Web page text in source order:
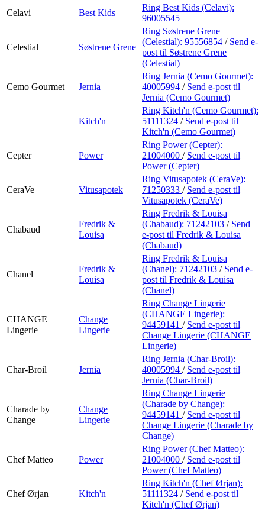
Celavi
Best Kids
Ring Best Kids (Celavi):
96005545
Celestial Søstrene Grene
Ring Søstrene Grene
(Celestial): 95556854 / Send e-
post til Søstrene Grene
(Celestial)
Cemo Gourmet Jernia
Ring Jernia (Cemo Gourmet):
40005994 / Send e-post til
Jernia (Cemo Gourmet)
Kitch'n
Ring Kitch'n (Cemo Gourmet):
51111324 / Send e-post til
Kitch'n (Cemo Gourmet)
Cepter Power
Ring Power (Cepter):
21004000 / Send e-post til
Power (Cepter)
CeraVe Vitusapotek
Ring Vitusapotek (CeraVe):
71250333 / Send e-post til
Vitusapotek (CeraVe)
Chabaud
Fredrik &
Louisa
Ring Fredrik & Louisa
(Chabaud): 71242103 / Send
e-post til Fredrik & Louisa
(Chabaud)
Chanel
Fredrik &
Louisa
Ring Fredrik & Louisa
(Chanel): 71242103 / Send e-
post til Fredrik & Louisa
(Chanel)
CHANGE
Lingerie
Change
Lingerie
Ring Change Lingerie
(CHANGE Lingerie):
94459141 / Send e-post til
Change Lingerie (CHANGE
Lingerie)
Char-Broil Jernia
Ring Jernia (Char-Broil):
40005994 / Send e-post til
Jernia (Char-Broil)
Charade by
Change
Change
Lingerie
Ring Change Lingerie
(Charade by Change):
94459141 / Send e-post til
Change Lingerie (Charade by
Change)
Chef Matteo Power
Ring Power (Chef Matteo):
21004000 / Send e-post til
Power (Chef Matteo)
Chef Ørjan Kitch'n
Ring Kitch'n (Chef Ørjan):
51111324 / Send e-post til
Kitch'n (Chef Ørjan)